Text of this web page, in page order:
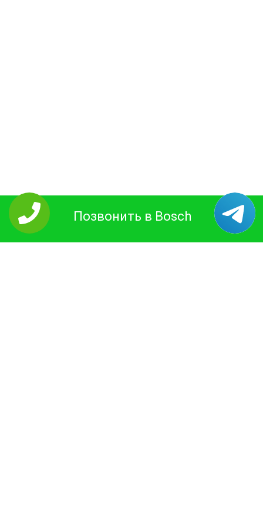
Позвонить в Bosch